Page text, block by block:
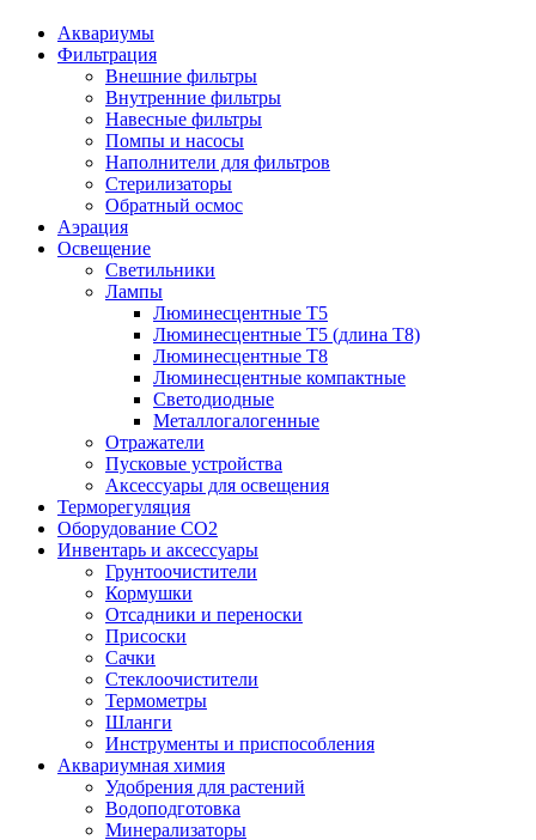
Аквариумы
Фильтрация
Внешние фильтры
Внутренние фильтры
Навесные фильтры
Помпы и насосы
Наполнители для фильтров
Стерилизаторы
Обратный осмос
Аэрация
Освещение
Светильники
Лампы
Люминесцентные T5
Люминесцентные T5 (длина T8)
Люминесцентные T8
Люминесцентные компактные
Светодиодные
Металлогалогенные
Отражатели
Пусковые устройства
Аксессуары для освещения
Терморегуляция
Оборудование CO2
Инвентарь и аксессуары
Грунтоочистители
Кормушки
Отсадники и переноски
Присоски
Сачки
Стеклоочистители
Термометры
Шланги
Инструменты и приспособления
Аквариумная химия
Удобрения для растений
Водоподготовка
Минерализаторы